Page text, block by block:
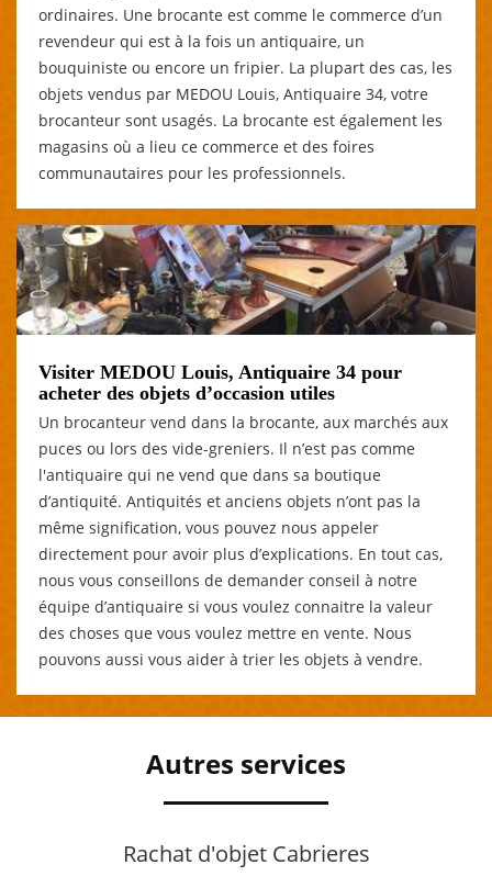
ordinaires. Une brocante est comme le commerce d’un
revendeur qui est à la fois un antiquaire, un
bouquiniste ou encore un fripier. La plupart des cas, les
objets vendus par MEDOU Louis, Antiquaire 34, votre
brocanteur sont usagés. La brocante est également les
magasins où a lieu ce commerce et des foires
communautaires pour les professionnels.
Visiter MEDOU Louis, Antiquaire 34 pour
acheter des objets d’occasion utiles
Un brocanteur vend dans la brocante, aux marchés aux
puces ou lors des vide-greniers. Il n’est pas comme
l'antiquaire qui ne vend que dans sa boutique
d’antiquité. Antiquités et anciens objets n’ont pas la
même signification, vous pouvez nous appeler
directement pour avoir plus d’explications. En tout cas,
nous vous conseillons de demander conseil à notre
équipe d’antiquaire si vous voulez connaitre la valeur
des choses que vous voulez mettre en vente. Nous
pouvons aussi vous aider à trier les objets à vendre.
Autres services
Rachat d'objet Cabrieres